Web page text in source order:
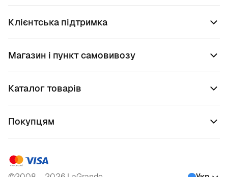
Клієнтська підтримка
Магазин і пункт самовивозу
Каталог товарів
Покупцям